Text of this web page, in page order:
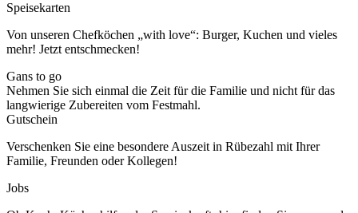
Speisekarten
Von unseren Chefköchen „with love“: Burger, Kuchen und vieles
mehr! Jetzt entschmecken!
Gans to go
Nehmen Sie sich einmal die Zeit für die Familie und nicht für das
langwierige Zubereiten vom Festmahl.
Gutschein
Verschenken Sie eine besondere Auszeit in Rübezahl mit Ihrer
Familie, Freunden oder Kollegen!
Jobs